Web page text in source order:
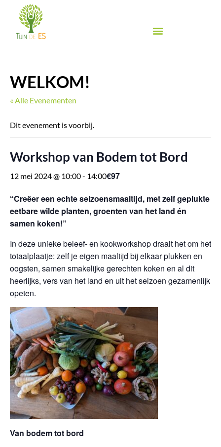
WELKOM!
« Alle Evenementen
Dit evenement is voorbij.
Workshop van Bodem tot Bord
12 mei 2024 @ 10:00- 14:00€97
“Creëer een echte seizoensmaaltijd, metzelf geplukte
eetbare wilde planten, groenten van het land én
samen koken!”
In deze unieke beleef- en kookworkshop draait het om het
totaalplaatje: zelf je eigen maaltijd bij elkaar plukken en
oogsten, samen smakelijke gerechten koken en al dit
heerlijks, vers van het land en uit het seizoen gezamenlijk
opeten.
Van bodem tot bord